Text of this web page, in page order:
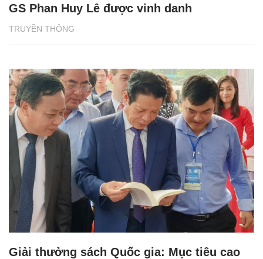
TRUYỀN THÔNG
GS Phan Huy Lê được vinh danh
Giải thưởng sách Quốc gia: Mục tiêu cao